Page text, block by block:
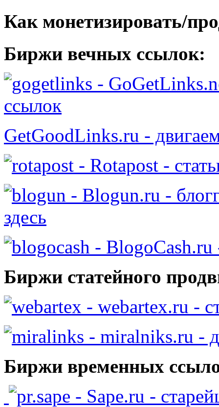
Как монетизировать/
Биржи вечных ссылок:
-
ссылок
GetGoodLinks.ru -
- Rotapost -
- Blogun.ru -
здесь
- BlogoCash.ru
Биржи статейного
- webartex.ru -
- miralniks.ru -
Биржи временных
- Sape.ru -